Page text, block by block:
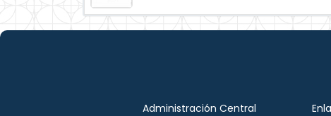
Administración Central